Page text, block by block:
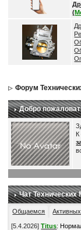
(
Форум
Добро
К
Чат Технических
Общаемся Активных
[5.4.2026]Titus: